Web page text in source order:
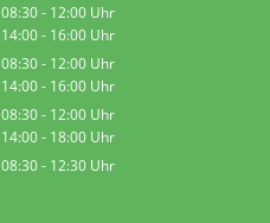
Von 14:00 bis 16:00 Uhr
08:30- 12:00 Uhr
Von 08:30 bis 12:00 Uhr
14:00- 16:00 Uhr
Von 14:00 bis 16:00 Uhr
08:30- 12:00 Uhr
Von 08:30 bis 12:00 Uhr
14:00- 16:00 Uhr
Von 14:00 bis 16:00 Uhr
08:30- 12:00 Uhr
Von 08:30 bis 12:00 Uhr
14:00- 18:00 Uhr
Von 14:00 bis 18:00 Uhr
08:30- 12:30 Uhr